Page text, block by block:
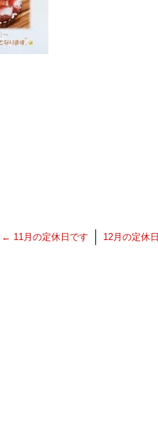
← 11月の定休日です 12月の定休日